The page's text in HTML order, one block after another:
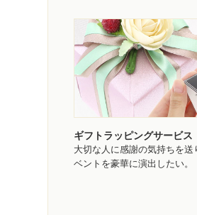
ギフトラッピングサービス
大切な人に感謝の気持ちを送
ベントを豪華に演出したい。